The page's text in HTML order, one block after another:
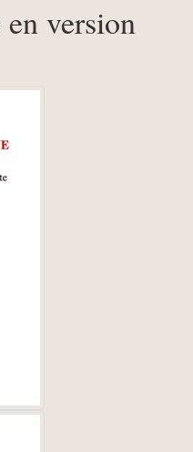
version